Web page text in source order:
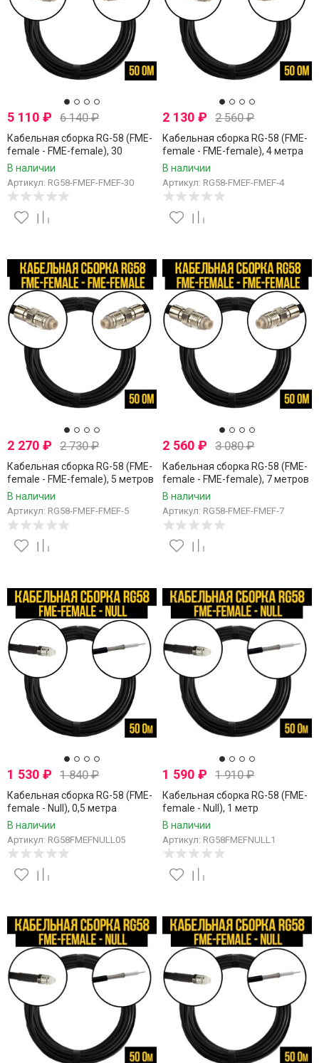
5 110 ₽ 6 140₽
Кабельная сборка RG-58 (FME-
female - FME-female), 30
метров
В наличии
Артикул: RG58-FMEF-FMEF-30
2 130₽ 2 560₽
Кабельная сборка RG-58 (FME-
female - FME-female), 4 метра
В наличии
Артикул: RG58-FMEF-FMEF-4
2 270 ₽ 2 730₽
Кабельная сборка RG-58 (FME-
female - FME-female), 5 метров
В наличии
Артикул: RG58-FMEF-FMEF-5
2 560₽ 3 080₽
Кабельная сборка RG-58 (FME-
female - FME-female), 7 метров
В наличии
Артикул: RG58-FMEF-FMEF-7
1 530 ₽ 1 840₽
Кабельная сборка RG-58 (FME-
female - Null), 0,5 метра
В наличии
Артикул: RG58FMEFNULL05
1 590₽ 1 910₽
Кабельная сборка RG-58 (FME-
female - Null), 1 метр
В наличии
Артикул: RG58FMEFNULL1